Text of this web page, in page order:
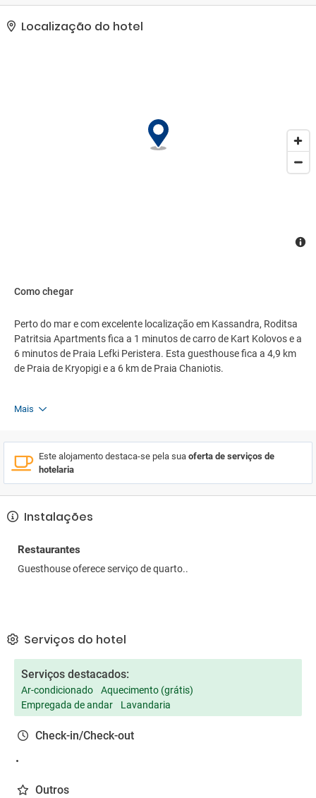
excursões/ingressos e área para piquenique. As comodidades
presentes incluem check-in expresso, check-out expresso e balcão
de recepção 24 horas. Mediante uma sobretaxa, os hóspedes
Localização do hotel
Como chegar
Perto do mar e com excelente localização em Kassandra, Roditsa
Patritsia Apartments fica a 1 minutos de carro de Kart Kolovos e a
6 minutos de Praia Lefki Peristera. Esta guesthouse fica a 4,9 km
de Praia de Kryopigi e a 6 km de Praia Chaniotis.
Mais
Este alojamento destaca-se pela sua oferta de serviços de
hotelaria
Instalações
Restaurantes
Guesthouse oferece serviço de quarto..
Serviços do hotel
Serviços destacados:
Ar-condicionado
Aquecimento (grátis)
Empregada de andar
Lavandaria
Check-in/Check-out
Outros